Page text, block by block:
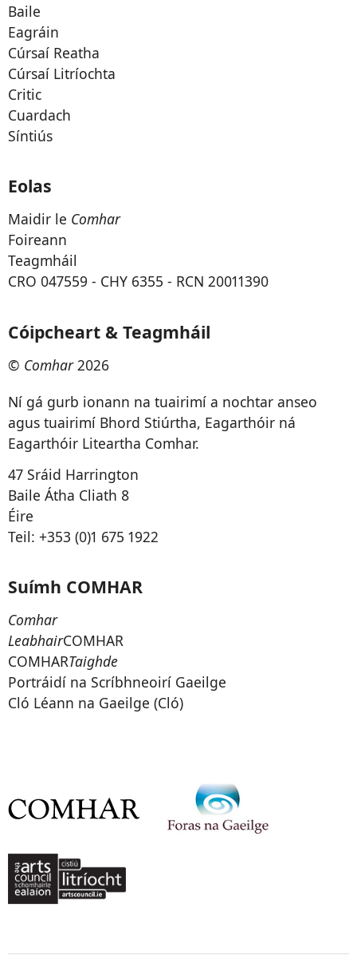
Baile
Eagráin
Cúrsaí Reatha
Cúrsaí Litríochta
Critic
Cuardach
Síntiús
Eolas
Maidir le Comhar
Foireann
Teagmháil
CRO 047559 - CHY 6355 - RCN 20011390
Cóipcheart & Teagmháil
© Comhar2026
Ní gá gurb ionann na tuairimí a nochtar anseo
agus tuairimí Bhord Stiúrtha, Eagarthóir ná
Eagarthóir Liteartha Comhar.
47 Sráid Harrington
Baile Átha Cliath 8
Éire
Teil: +353 (0)1 675 1922
Suímh COMHAR
Comhar
LeabhairCOMHAR
COMHARTaighde
Portráidí na Scríbhneoirí Gaeilge
Cló Léann na Gaeilge (Cló)